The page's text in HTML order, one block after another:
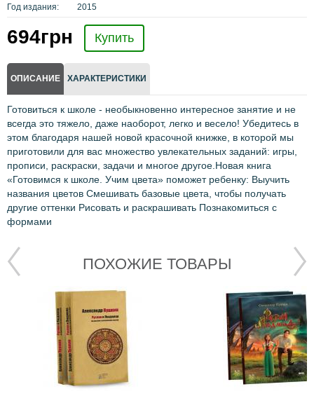
Год издания:
2015
694грн Купить
ОПИСАНИЕ ХАРАКТЕРИСТИКИ
Готовиться к школе - необыкновенно интересное занятие и не
всегда это тяжело, даже наоборот, легко и весело! Убедитесь в
этом благодаря нашей новой красочной книжке, в которой мы
приготовили для вас множество увлекательных заданий: игры,
прописи, раскраски, задачи и многое другое.Новая книга
«Готовимся к школе. Учим цвета» поможет ребенку: Выучить
названия цветов Смешивать базовые цвета, чтобы получать
другие оттенки Рисовать и раскрашивать Познакомиться с
формами
ПОХОЖИЕ ТОВАРЫ